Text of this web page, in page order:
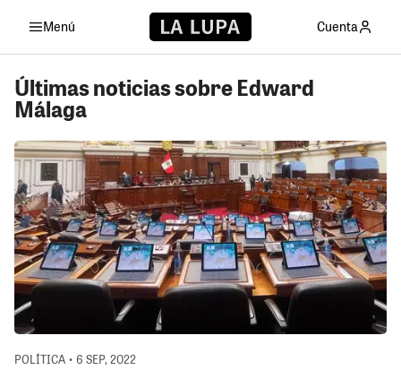
Menú Cuenta
Últimas noticias sobre Edward
Málaga
POLÍTICA • 6 SEP, 2022